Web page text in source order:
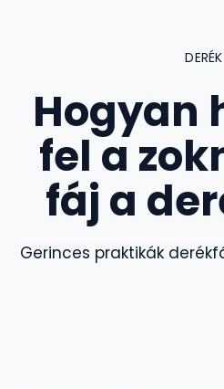
DERÉK
Hogyan
fel a
fáj a
Gerinces praktikák